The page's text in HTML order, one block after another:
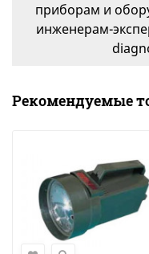
приборам и
инженерам-
Рекомендуемые